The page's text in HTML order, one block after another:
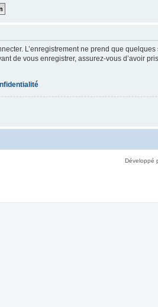
L’enregistrement ne prend que
de vous enregistrer, assurez-vous d’avoir
Développé